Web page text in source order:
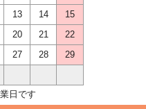
13 14
15
20 21
22
27 28
29
日です